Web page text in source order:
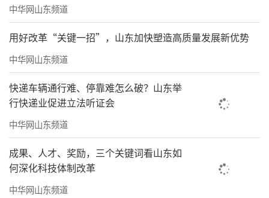
中华网山东频道
用好改革“关键一招”，山东加快塑造高质量发展新优势
中华网山东频道
快递车辆通行难、停靠难怎么破？山东举
行快递业促进立法听证会
中华网山东频道
成果、人才、奖励，三个关键词看山东如
何深化科技体制改革
中华网山东频道